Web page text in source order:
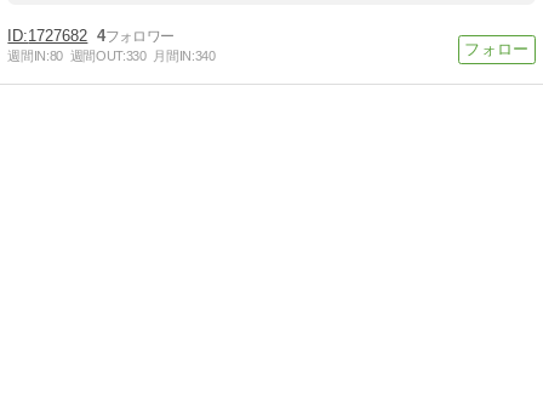
1727682 4
週間IN:80 週間OUT:330 月間IN:340